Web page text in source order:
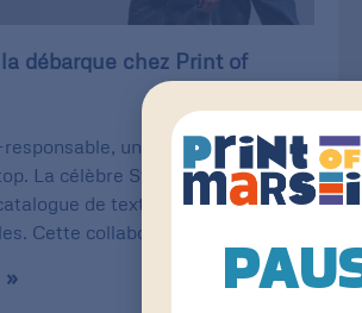
débarque chez Print of
une qualité de
La célèbre Stanley/Stella
de textiles
Cette collaboration